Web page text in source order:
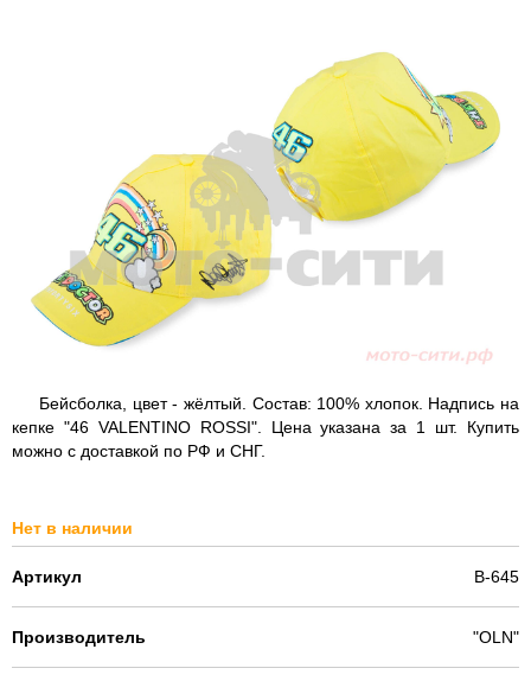
Бейсболка, цвет - жёлтый. Состав: 100% хлопок. Надпись на
кепке "46 VALENTINO ROSSI". Цена указана за 1 шт. Купить
можно с доставкой по РФ и СНГ.
Нет в наличии
Артикул B-645
Производитель "OLN"